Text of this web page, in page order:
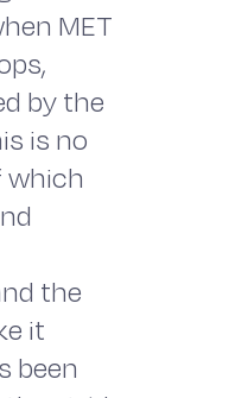
MET
by the
is no
which
the
it
been